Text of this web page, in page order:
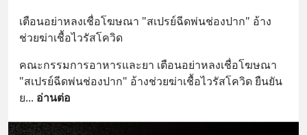
เตือนอย่าหลงเชื่อโฆษณา "สเปรย์ฉีดพ่นช่องปาก" อ้าง
ช่วยฆ่าเชื้อไวรัสโควิด
คณะกรรมการอาหารและยา เตือนอย่าหลงเชื่อโฆษณา
"สเปรย์ฉีดพ่นช่องปาก" อ้างช่วยฆ่าเชื้อไวรัสโควิด ยืนยัน
ย... อ่านต่อ